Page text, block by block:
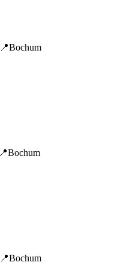
📍Bochum
📍Bochum
📍Bochum